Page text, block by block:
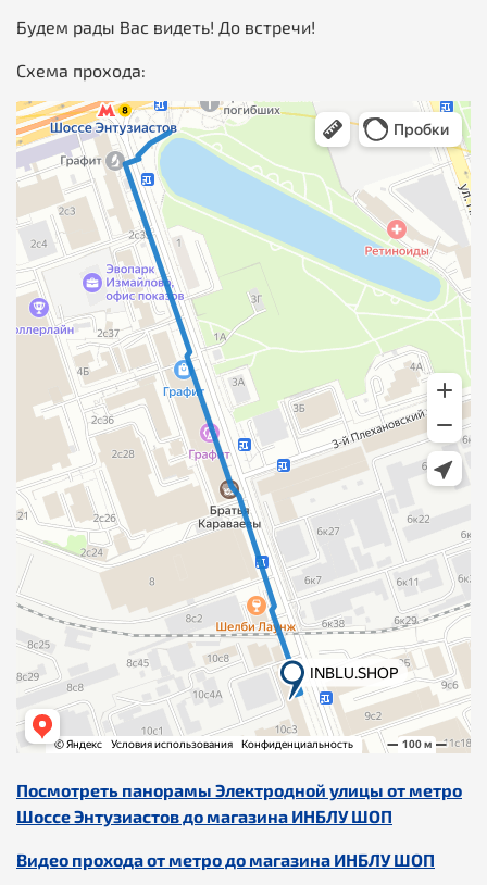
Будем рады Вас видеть! До встречи!
Схема прохода:
Посмотреть панорамы Электродной улицы от метро
Шоссе Энтузиастов до магазина ИНБЛУ ШОП
Видео прохода от метро до магазина ИНБЛУ ШОП